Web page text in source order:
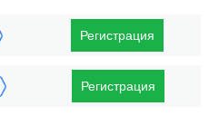
Регистрация
Регистрация